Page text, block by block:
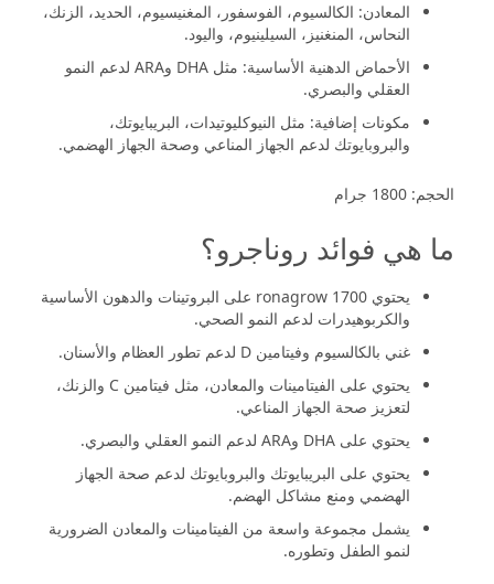
المعادن: الكالسيوم، الفوسفور، المغنيسيوم، الحديد، الزنك،
النحاس، المنغنيز، السيلينيوم، واليود.
الأحماض الدهنية الأساسية: مثل DHA وARA لدعم النمو
العقلي والبصري.
مكونات إضافية: مثل النيوكليوتيدات، البريبايوتك،
والبروبايوتك لدعم الجهاز المناعي وصحة الجهاز الهضمي.
الحجم: 1800 جرام
ما هي فوائد روناجرو؟
يحتوي ronagrow 1700 على البروتينات والدهون الأساسية
والكربوهيدرات لدعم النمو الصحي.
غني بالكالسيوم وفيتامين D لدعم تطور العظام والأسنان.
يحتوي على الفيتامينات والمعادن، مثل فيتامين C والزنك،
لتعزيز صحة الجهاز المناعي.
يحتوي على DHA وARA لدعم النمو العقلي والبصري.
يحتوي على البريبايوتك والبروبايوتك لدعم صحة الجهاز
الهضمي ومنع مشاكل الهضم.
يشمل مجموعة واسعة من الفيتامينات والمعادن الضرورية
لنمو الطفل وتطوره.